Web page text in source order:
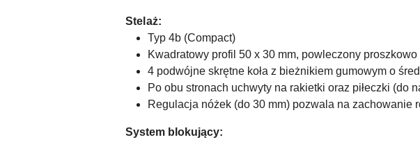
Stelaż:
Typ 4b (Compact)
Kwadratowy profil 50 x 30 mm, powleczony proszkowo
4 podwójne skrętne koła z bieżnikiem gumowym o
Po obu stronach uchwyty na rakietki oraz piłeczki (do
Regulacja nóżek (do 30 mm) pozwala na zachowanie
System blokujący: